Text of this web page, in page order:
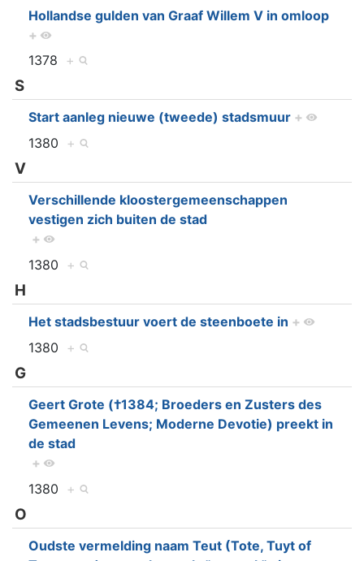
Hollandse gulden van Graaf Willem V in omloop
+
1378 +
S
Start aanleg nieuwe (tweede) stadsmuur +
1380 +
V
Verschillende kloostergemeenschappen
vestigen zich buiten de stad
+
1380 +
H
Het stadsbestuur voert de steenboete in +
1380 +
G
Geert Grote (†1384; Broeders en Zusters des
Gemeenen Levens; Moderne Devotie) preekt in
de stad
+
1380 +
O
Oudste vermelding naam Teut (Tote, Tuyt of